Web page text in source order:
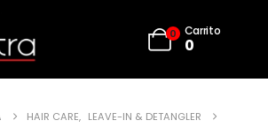
0 Carrito
0
HAIR CARE, LEAVE-IN & DETANGLER